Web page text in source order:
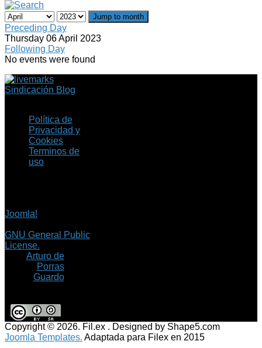
Jump to month
Preceding Day
Thursday 06 April 2023
Following Day
No events were found
Sindicación Blog
Política de
Privacidad y
Cookies
Terminos de
uso
Joomla!
GNU General Public
License.
Arturo de
Porras
Guardo
Copyright © 2026. Fil.ex . Designed by Shape5.com
Joomla Templates. Adaptada para Filex en 2015